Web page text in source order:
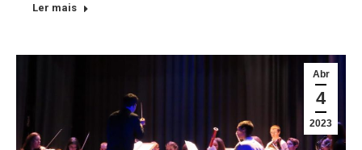
Ler mais
Abr
4
2023